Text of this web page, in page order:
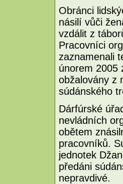
Obránci
násilí vůči
vzdálit z
Pracovníci
zaznamenali
únorem 2005
obžalovány z
súdánského
Dárfúrské
nevládních
obětem
pracovníků.
jednotek
předáni
nepravdivé.